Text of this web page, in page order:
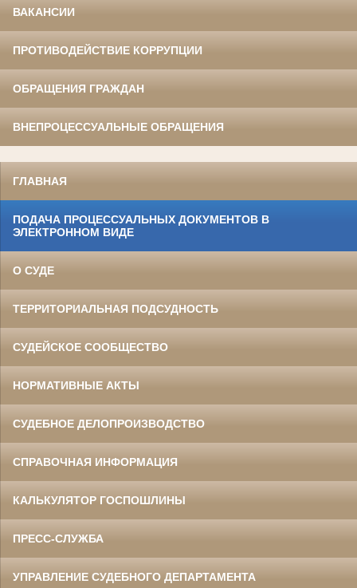
ВАКАНСИИ
ПРОТИВОДЕЙСТВИЕ КОРРУПЦИИ
ОБРАЩЕНИЯ ГРАЖДАН
ВНЕПРОЦЕССУАЛЬНЫЕ ОБРАЩЕНИЯ
ГЛАВНАЯ
ПОДАЧА ПРОЦЕССУАЛЬНЫХ ДОКУМЕНТОВ В
ЭЛЕКТРОННОМ ВИДЕ
О СУДЕ
ТЕРРИТОРИАЛЬНАЯ ПОДСУДНОСТЬ
СУДЕЙСКОЕ СООБЩЕСТВО
НОРМАТИВНЫЕ АКТЫ
СУДЕБНОЕ ДЕЛОПРОИЗВОДСТВО
СПРАВОЧНАЯ ИНФОРМАЦИЯ
КАЛЬКУЛЯТОР ГОСПОШЛИНЫ
ПРЕСС-СЛУЖБА
УПРАВЛЕНИЕ СУДЕБНОГО ДЕПАРТАМЕНТА